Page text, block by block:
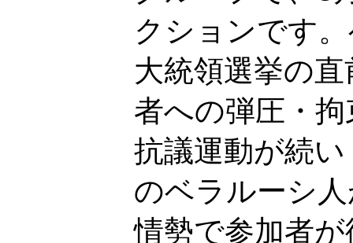
クションです
大統領選挙の
者への弾圧・
抗議運動が続
のベラルーシ
情勢で参加者